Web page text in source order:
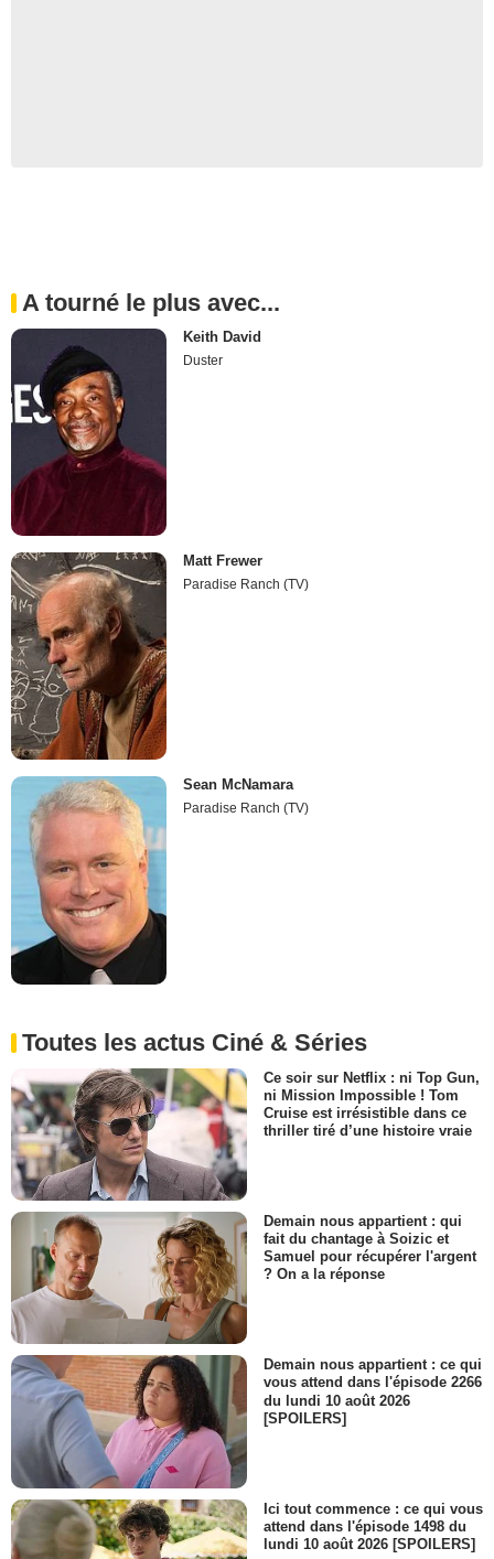
A tourné le plus avec...
Keith David
Duster
Matt Frewer
Paradise Ranch (TV)
Sean McNamara
Paradise Ranch (TV)
Toutes les actus Ciné & Séries
Ce soir sur Netflix : ni Top Gun,
ni Mission Impossible ! Tom
Cruise est irrésistible dans ce
thriller tiré d’une histoire vraie
Demain nous appartient : qui
fait du chantage à Soizic et
Samuel pour récupérer l'argent
? On a la réponse
Demain nous appartient : ce qui
vous attend dans l'épisode 2266
du lundi 10 août 2026
[SPOILERS]
Ici tout commence : ce qui vous
attend dans l'épisode 1498 du
lundi 10 août 2026 [SPOILERS]